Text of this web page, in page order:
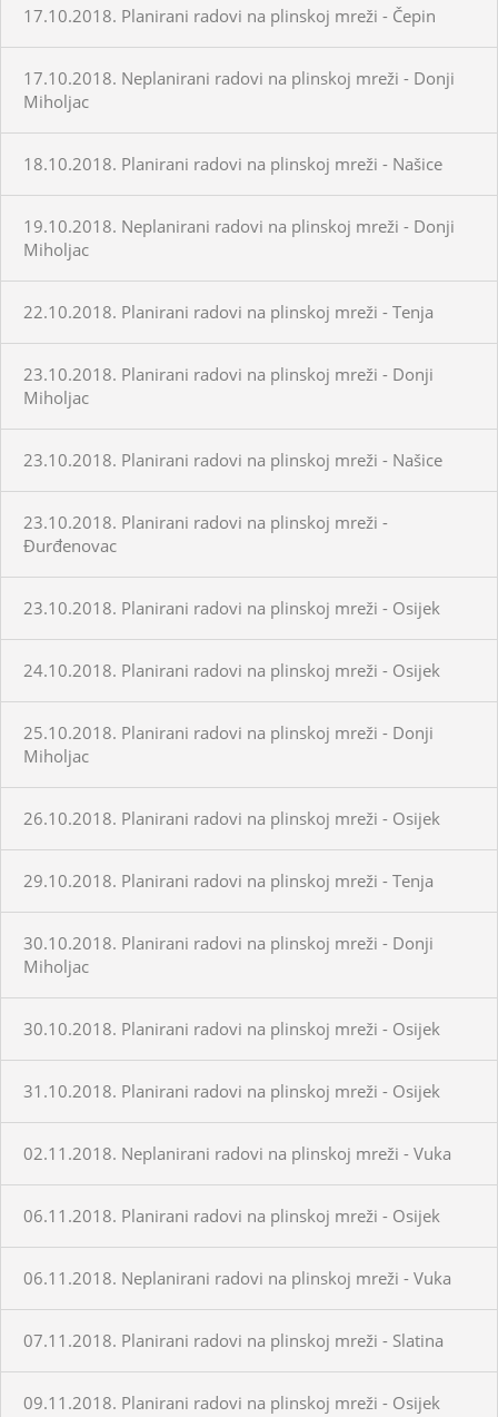
17.10.2018. Planirani radovi na plinskoj mreži - Čepin
17.10.2018. Neplanirani radovi na plinskoj mreži - Donji
Miholjac
18.10.2018. Planirani radovi na plinskoj mreži - Našice
19.10.2018. Neplanirani radovi na plinskoj mreži - Donji
Miholjac
22.10.2018. Planirani radovi na plinskoj mreži - Tenja
23.10.2018. Planirani radovi na plinskoj mreži - Donji
Miholjac
23.10.2018. Planirani radovi na plinskoj mreži - Našice
23.10.2018. Planirani radovi na plinskoj mreži -
Đurđenovac
23.10.2018. Planirani radovi na plinskoj mreži - Osijek
24.10.2018. Planirani radovi na plinskoj mreži - Osijek
25.10.2018. Planirani radovi na plinskoj mreži - Donji
Miholjac
26.10.2018. Planirani radovi na plinskoj mreži - Osijek
29.10.2018. Planirani radovi na plinskoj mreži - Tenja
30.10.2018. Planirani radovi na plinskoj mreži - Donji
Miholjac
30.10.2018. Planirani radovi na plinskoj mreži - Osijek
31.10.2018. Planirani radovi na plinskoj mreži - Osijek
02.11.2018. Neplanirani radovi na plinskoj mreži - Vuka
06.11.2018. Planirani radovi na plinskoj mreži - Osijek
06.11.2018. Neplanirani radovi na plinskoj mreži - Vuka
07.11.2018. Planirani radovi na plinskoj mreži - Slatina
09.11.2018. Planirani radovi na plinskoj mreži - Osijek